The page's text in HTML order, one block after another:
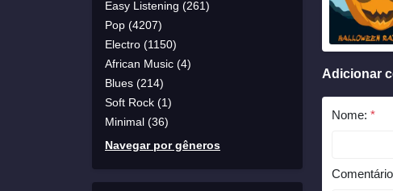
Easy Listening (261)
Pop (4207)
Electro (1150)
African Music (4)
Blues (214)
Soft Rock (1)
Minimal (36)
Navegar por gêneros
Adicionar
Nome: *